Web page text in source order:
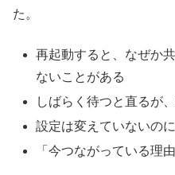
た。
再起動すると、なぜか
ないことがある
しばらく待つと直るが
設定は変えていないの
「今つながっている理